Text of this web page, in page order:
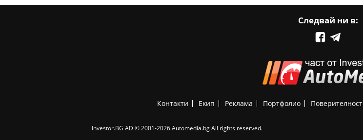
Следвай ни в:
Контакти Екип Реклама Портфолио Поверителност
Investor.BG AD © 2001-2026 Automedia.bg All rights reserved.